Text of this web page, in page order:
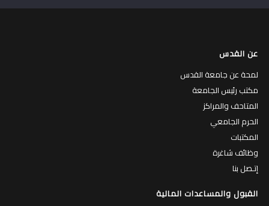
عن القدس
لمحة عن جامعة القدس
مكتب رئيس الجامعة
المتاحف والمراكز
الحرم الجامعي
المكتبات
وظائف شاغرة
إتـصل بنا
القبول والمساعدات المالية